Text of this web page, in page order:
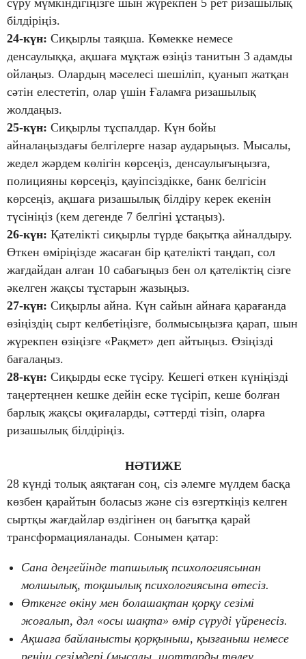
білдіріңіз.
24-күн: Сиқырлы таяқша. Көмекке немесе
денсаулыққа, ақшаға мұқтаж өзіңіз танитын 3 адамды
ойлаңыз. Олардың мәселесі шешіліп, қуанып жатқан
сәтін елестетіп, олар үшін Ғаламға ризашылық
жолдаңыз.
25-күн: Сиқырлы тұспалдар. Күн бойы
айналаңыздағы белгілерге назар аударыңыз. Мысалы,
жедел жәрдем көлігін көрсеңіз, денсаулығыңызға,
полицияны көрсеңіз, қауіпсіздікке, банк белгісін
көрсеңіз, ақшаға ризашылық білдіру керек екенін
түсініңіз (кем дегенде 7 белгіні ұстаңыз).
26-күн: Қателікті сиқырлы түрде бақытқа айналдыру.
Өткен өміріңізде жасаған бір қателікті таңдап, сол
жағдайдан алған 10 сабағыңыз бен ол қателіктің сізге
әкелген жақсы тұстарын жазыңыз.
27-күн: Сиқырлы айна. Күн сайын айнаға қарағанда
өзіңіздің сырт келбетіңізге, болмысыңызға қарап, шын
жүрекпен өзіңізге «Рақмет» деп айтыңыз. Өзіңізді
бағалаңыз.
28-күн: Сиқырды еске түсіру. Кешегі өткен күніңізді
таңертеңнен кешке дейін еске түсіріп, кеше болған
барлық жақсы оқиғаларды, сәттерді тізіп, оларға
ризашылық білдіріңіз.
НӘТИЖЕ
28 күнді толық аяқтаған соң, сіз әлемге мүлдем басқа
көзбен қарайтын боласыз және сіз өзгерткіңіз келген
сыртқы жағдайлар өздігінен оң бағытқа қарай
трансформацияланады. Сонымен қатар:
Сана деңгейінде тапшылық психологиясынан
молшылық, тоқшылық психологиясына өтесіз.
Өткенге өкіну мен болашақтан қорқу сезімі
жоғалып, дәл «осы шақта» өмір сүруді үйренесіз.
Ақшаға байланысты қорқыныш, қызғаныш немесе
реніш сезімдері (мысалы, шоттарды төлеу